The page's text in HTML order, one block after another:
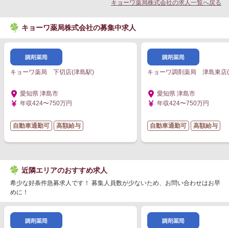
キョーワ薬局株式会社の求人一覧へ戻る
キョーワ薬局株式会社の募集中求人
キョーワ薬局 下切店(津島駅)
愛知県 津島市
年収424〜750万円
自動車通勤可 高額給与
キョーワ調剤薬局 津島東店
愛知県 津島市
年収424〜750万円
自動車通勤可 高額給与
近隣エリアのおすすめ求人
希少な好条件急募求人です！ 募集人員数が少ないため、お問い合わせはお早
めに！